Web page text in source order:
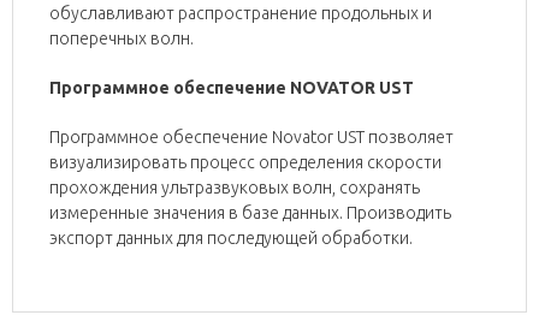
обуславливают распространение продольных и
поперечных волн.
Программное обеспечение NOVATOR UST
Программное обеспечение Novator UST позволяет
визуализировать процесс определения скорости
прохождения ультразвуковых волн, сохранять
измеренные значения в базе данных. Производить
экспорт данных для последующей обработки.